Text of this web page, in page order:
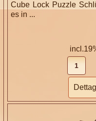
Cube Lock Puzzle
es in ...